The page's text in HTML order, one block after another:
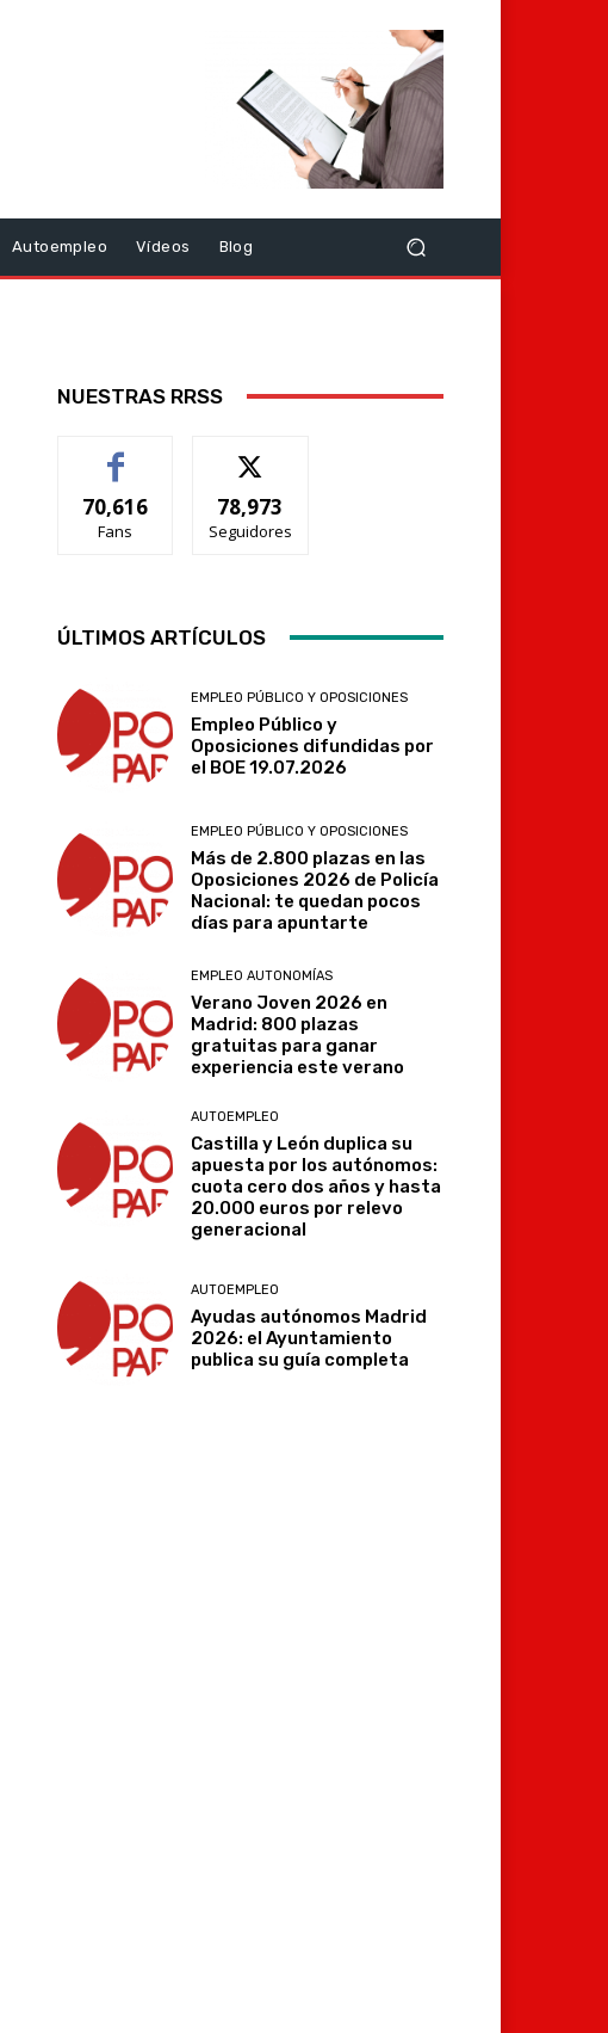
Autoempleo Vídeos Blog
NUESTRAS RRSS
70,616
Fans
78,973
Seguidores
ÚLTIMOS ARTÍCULOS
EMPLEO PÚBLICO Y OPOSICIONES
Empleo Público y
Oposiciones difundidas por
el BOE 19.07.2026
EMPLEO PÚBLICO Y OPOSICIONES
Más de 2.800 plazas en las
Oposiciones 2026 de Policía
Nacional: te quedan pocos
días para apuntarte
EMPLEO AUTONOMÍAS
Verano Joven 2026 en
Madrid: 800 plazas
gratuitas para ganar
experiencia este verano
AUTOEMPLEO
Castilla y León duplica su
apuesta por los autónomos:
cuota cero dos años y hasta
20.000 euros por relevo
generacional
AUTOEMPLEO
Ayudas autónomos Madrid
2026: el Ayuntamiento
publica su guía completa